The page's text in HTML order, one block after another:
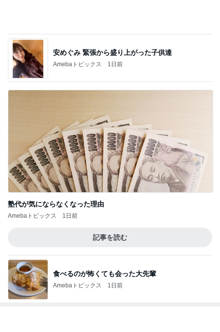
安めぐみ 緊張から盛り上がった子供達
Amebaトピックス 1日前
塾代が気にならなくなった理由
Amebaトピックス 1日前
記事を読む
食べるのが怖くても会った大先輩
Amebaトピックス 1日前